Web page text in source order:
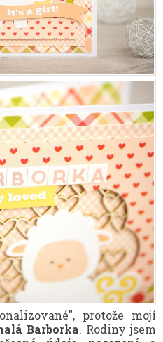
protože mojí
Barborka. Rodiny jsem